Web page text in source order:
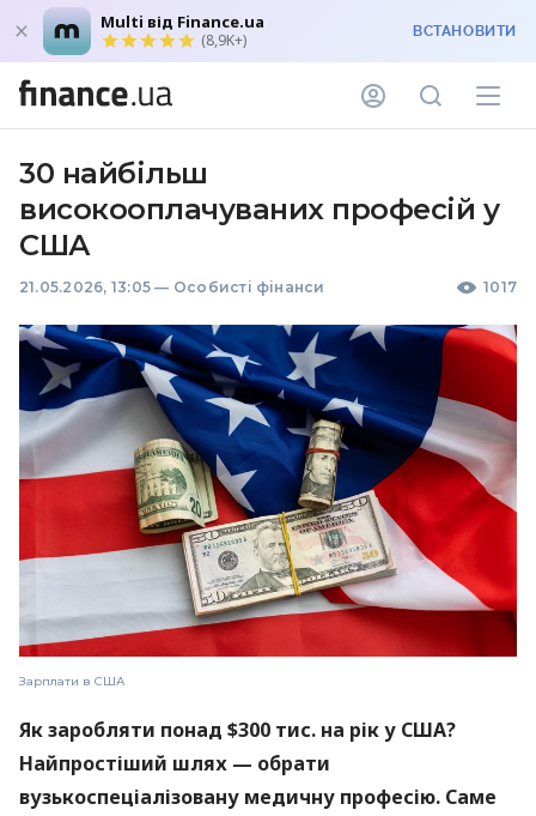
Multi від Finance.ua
(8,9K+) ВСТАНОВИТИ
30 найбільш
високооплачуваних професій у
США
21.05.2026, 13:05 — Особисті фінанси 1017
Зарплати в США
Як заробляти понад $300 тис. на рік у США?
Найпростіший шлях — обрати
вузькоспеціалізовану медичну професію. Саме